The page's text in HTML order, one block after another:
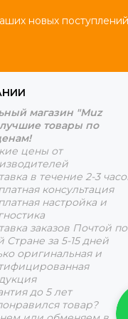
новых
магазин "Muz
товары по
цены от
в течение 2-3
консультация
настройка и
заказов Почтой по
Стране за 5-15 дней
оригинальная и
до 5 лет
товар?